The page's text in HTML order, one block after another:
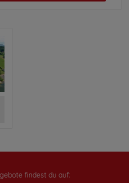
findest du auf: